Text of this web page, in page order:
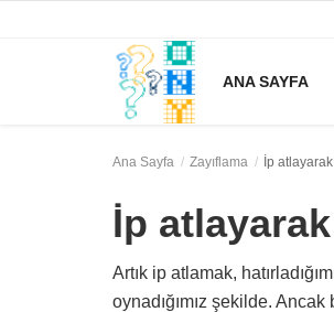
ANA SAYFA
CS 2 Rehberi
Ana Sayfa Zayıflama İp
İp
Artık ip atlamak,
oynadığımız şekilde.